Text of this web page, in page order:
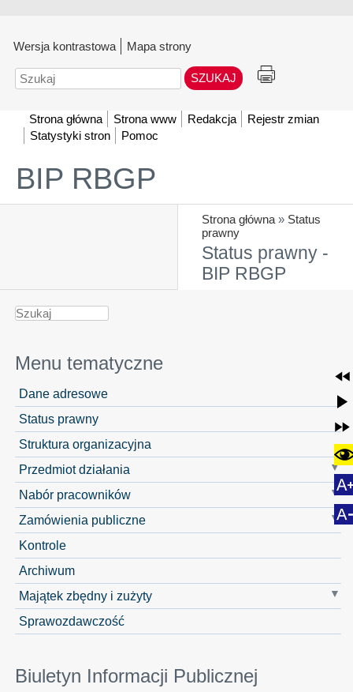
Wersja kontrastowa Mapa strony
Szukaj
Strona główna Strona www Redakcja
Rejestr zmian
Statystyki stron
Pomoc
BIP RBGP
Strona główna » Status
prawny
Status prawny -
BIP RBGP
Menu tematyczne
Dane adresowe
Status prawny
Struktura organizacyjna
Przedmiot działania
Nabór pracowników
Zamówienia publiczne
Kontrole
Archiwum
Majątek zbędny i zużyty
Sprawozdawczość
Biuletyn Informacji Publicznej